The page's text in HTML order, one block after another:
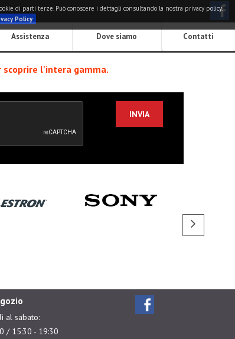
di parti terze. Può conoscere i dettagli consultando la nostra privacy policy.
Policy
Assistenza Dove siamo Contatti
l'intera gamma.
al sabato:
/ 15:30 - 19:30